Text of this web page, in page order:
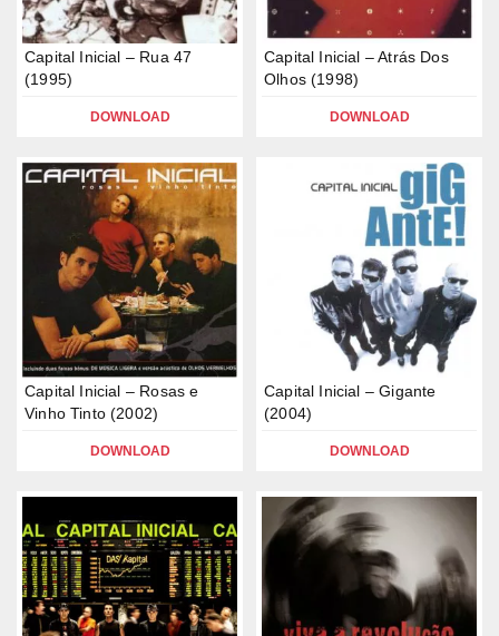
Capital Inicial – Rua 47
(1995)
DOWNLOAD
Capital Inicial – Atrás Dos
Olhos (1998)
DOWNLOAD
Capital Inicial – Rosas e
Vinho Tinto (2002)
DOWNLOAD
Capital Inicial – Gigante
(2004)
DOWNLOAD